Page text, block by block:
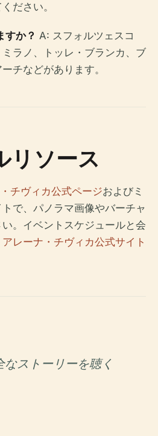
ださい。
すか？ A: スフォルツェスコ
ラノ、トッレ・ブランカ、ブ
チなどがあります。
リソース
チヴィカ公式ページおよびミ
で、パノラマ画像やバーチャ
。イベントスケジュールと会
アレーナ・チヴィカ公式サイト
なストーリーを聴く